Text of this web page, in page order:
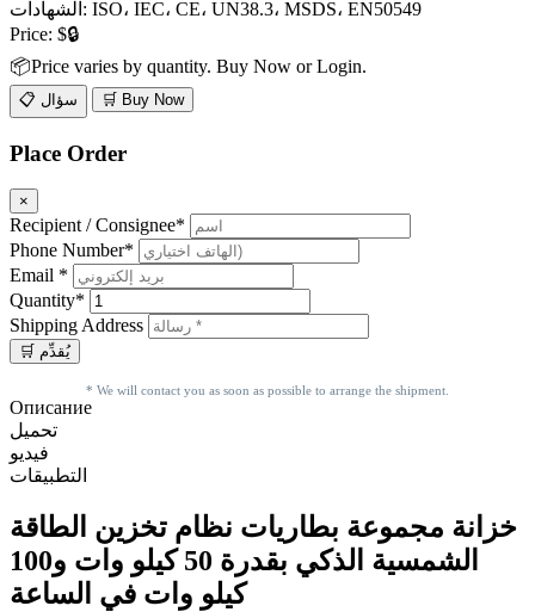
الشهادات: ISO، IEC، CE، UN38.3، MSDS، EN50549
Price: $🔒
📦Price varies by quantity. Buy Now or Login.
📋 سؤال 🛒 Buy Now
Place Order
×
Recipient / Consignee*
Phone Number*
Email *
Quantity*
Shipping Address
* We will contact you as soon as possible to arrange the shipment.
Описание
تحميل
فيديو
التطبيقات
خزانة مجموعة بطاريات نظام تخزين الطاقة
الشمسية الذكي بقدرة 50 كيلو وات و100
كيلو وات في الساعة